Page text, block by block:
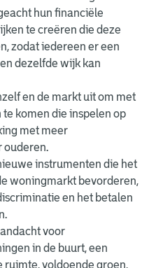
hun financiële
te creëren die deze
zodat iedereen er een
dezelfde wijk kan
en de markt uit om met
komen die inspelen op
met meer
ouderen.
instrumenten die het
woningmarkt bevorderen,
en het betalen
voor
in de buurt, een
voldoende groen,